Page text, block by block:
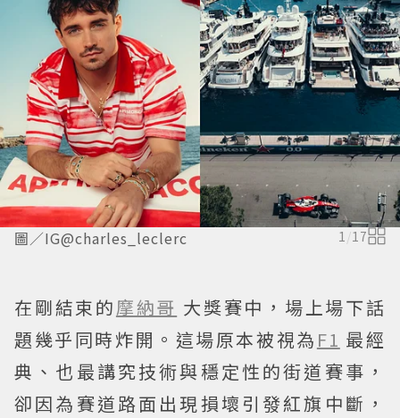
圖／IG@charles_leclerc 1/17
在剛結束的摩納哥 大獎賽中，場上場下話
題幾乎同時炸開。這場原本被視為 F1 最經
典、也最講究技術與穩定性的街道賽事，
卻因為賽道路面出現損壞引發紅旗中斷，